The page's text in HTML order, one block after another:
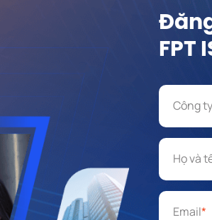
FPT
Công
Họ và
Email*